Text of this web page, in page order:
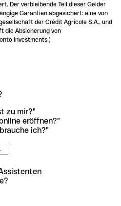
Der verbleibende Teil dieser Gelder
Garantien abgesichert: eine von
der Crédit Agricole S.A., und
die Absicherung von
Investments.)
zu mir?"
eröffnen?"
ich?"